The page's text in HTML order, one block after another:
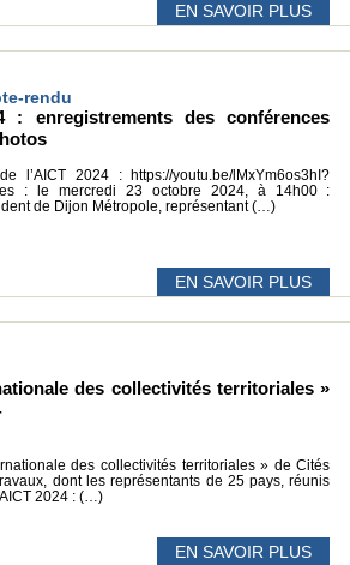
EN SAVOIR PLUS
rendu
: enregistrements des conférences
2024 : https://youtu.be/lMxYm6os3hI?
: le mercredi 23 octobre 2024, à 14h00 :
de Dijon Métropole, représentant (…)
EN SAVOIR PLUS
des collectivités territoriales »
des collectivités territoriales » de Cités
dont les représentants de 25 pays, réunis
2024 : (…)
EN SAVOIR PLUS